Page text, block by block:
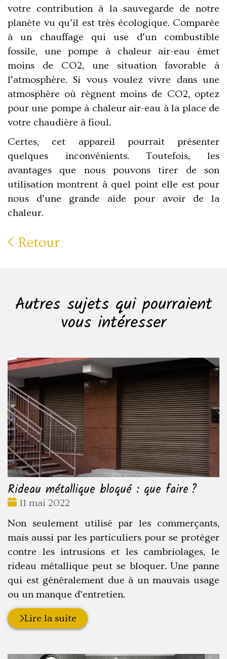
votre contribution à la sauvegarde de notre
planète vu qu’il est très écologique. Comparée
à un chauffage qui use d’un combustible
fossile, une pompe à chaleur air-eau émet
moins de CO2, une situation favorable à
l’atmosphère. Si vous voulez vivre dans une
atmosphère où règnent moins de CO2, optez
pour une pompe à chaleur air-eau à la place de
votre chaudière à fioul.
Certes, cet appareil pourrait présenter
quelques inconvénients. Toutefois, les
avantages que nous pouvons tirer de son
utilisation montrent à quel point elle est pour
nous d’une grande aide pour avoir de la
chaleur.
Retour
Autres sujets qui pourraient
vous intéresser
Rideau métallique bloqué : que faire ?
Date
11 mai 2022
Non seulement utilisé par les commerçants,
mais aussi par les particuliers pour se protéger
contre les intrusions et les cambriolages, le
rideau métallique peut se bloquer. Une panne
qui est généralement due à un mauvais usage
ou un manque d’entretien.
Lire la suite